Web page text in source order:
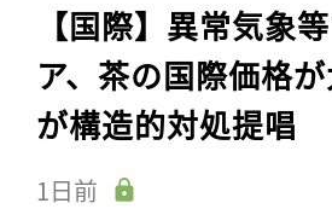
【国際】異常気象
ア、茶の国際価格
が構造的対処提唱
1日前